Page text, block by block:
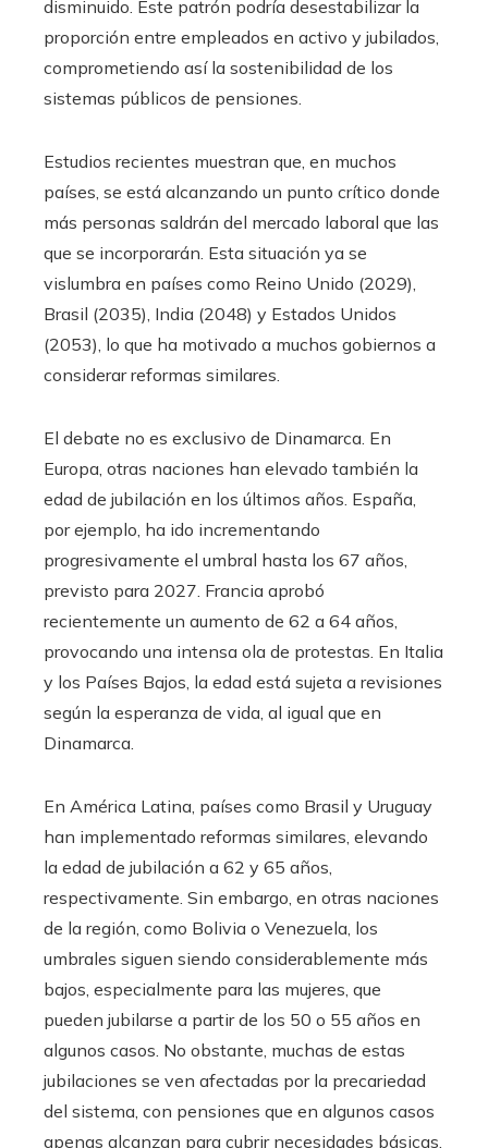
disminuido. Este patrón podría desestabilizar la
proporción entre empleados en activo y jubilados,
comprometiendo así la sostenibilidad de los
sistemas públicos de pensiones.
Estudios recientes muestran que, en muchos
países, se está alcanzando un punto crítico donde
más personas saldrán del mercado laboral que las
que se incorporarán. Esta situación ya se
vislumbra en países como Reino Unido (2029),
Brasil (2035), India (2048) y Estados Unidos
(2053), lo que ha motivado a muchos gobiernos a
considerar reformas similares.
El debate no es exclusivo de Dinamarca. En
Europa, otras naciones han elevado también la
edad de jubilación en los últimos años. España,
por ejemplo, ha ido incrementando
progresivamente el umbral hasta los 67 años,
previsto para 2027. Francia aprobó
recientemente un aumento de 62 a 64 años,
provocando una intensa ola de protestas. En Italia
y los Países Bajos, la edad está sujeta a revisiones
según la esperanza de vida, al igual que en
Dinamarca.
En América Latina, países como Brasil y Uruguay
han implementado reformas similares, elevando
la edad de jubilación a 62 y 65 años,
respectivamente. Sin embargo, en otras naciones
de la región, como Bolivia o Venezuela, los
umbrales siguen siendo considerablemente más
bajos, especialmente para las mujeres, que
pueden jubilarse a partir de los 50 o 55 años en
algunos casos. No obstante, muchas de estas
jubilaciones se ven afectadas por la precariedad
del sistema, con pensiones que en algunos casos
apenas alcanzan para cubrir necesidades básicas.